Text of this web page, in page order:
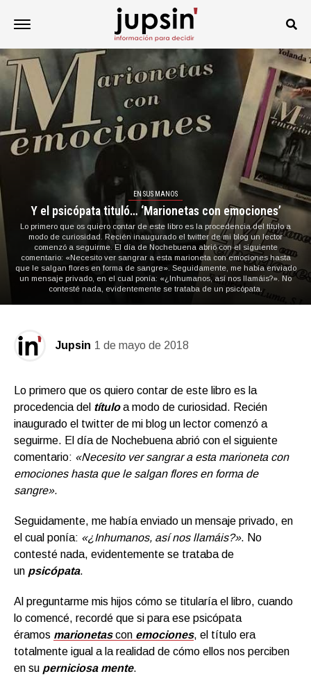
EN SUS MANOS
Y el psicópata tituló… ‘Marionetas con emociones’
Lo primero que os quiero contar de este libro es la procedencia del título a
modo de curiosidad. Recién inaugurado el twitter de mi blog un lector
comenzó a seguirme. El día de Nochebuena abrió con el siguiente
comentario: «Necesito ver sangrar a esta marioneta con emociones hasta
que le salgan flores en forma de sangre». Seguidamente, me había enviado
un mensaje privado, en el cual ponía: «¿Inhumanos, así nos llamáis?». No
contesté nada, evidentemente se trataba de un psicópata.
Jupsin 1 de mayo de 2018
Lo primero que os quiero contar de este libro es la
procedencia del títuloa modo de curiosidad. Recién
inaugurado el twitter de mi blog un lector comenzó a
seguirme. El día de Nochebuena abrió con el siguiente
comentario: «Necesito ver sangrar a esta marioneta con
emociones hasta que le salgan flores en forma de
sangre».
Seguidamente, me había enviado un mensaje privado, en
el cual ponía: «¿Inhumanos, así nos llamáis?». No
contesté nada, evidentemente se trataba de
un psicópata.
Al preguntarme mis hijos cómo se titularía el libro, cuando
lo comencé, recordé que si para ese psicópata
éramos marionetascon emociones, el título era
totalmente igual a la realidad de cómo ellos nos perciben
en su perniciosa mente.